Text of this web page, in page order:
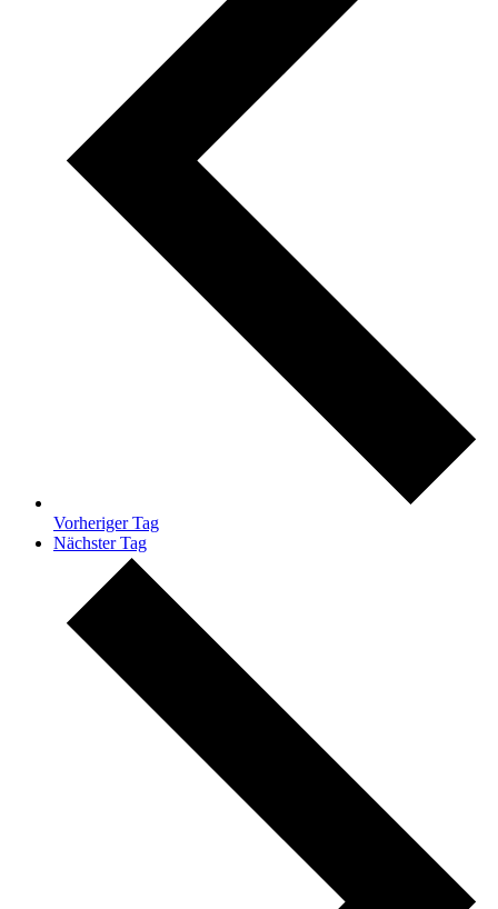
Vorheriger Tag
Nächster Tag